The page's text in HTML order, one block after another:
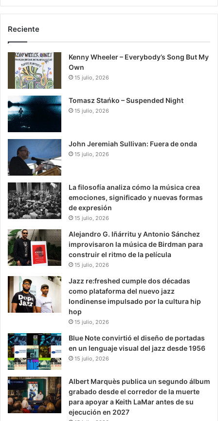
Reciente
Kenny Wheeler – Everybody’s Song But My
Own
15 julio, 2026
Tomasz Stańko – Suspended Night
15 julio, 2026
John Jeremiah Sullivan: Fuera de onda
15 julio, 2026
La filosofía analiza cómo la música crea
emociones, significado y nuevas formas
de expresión
15 julio, 2026
Alejandro G. Iñárritu y Antonio Sánchez
improvisaron la música de Birdman para
construir el ritmo de la película
15 julio, 2026
Jazz re:freshed cumple dos décadas
como plataforma del nuevo jazz
londinense impulsado por la cultura hip
hop
15 julio, 2026
Blue Note convirtió el diseño de portadas
en un lenguaje visual del jazz desde 1956
15 julio, 2026
Albert Marquès publica un segundo álbum
grabado desde el corredor de la muerte
para apoyar a Keith LaMar antes de su
ejecución en 2027